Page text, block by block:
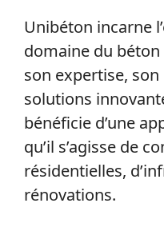
Unibéton incarne
domaine du béton
son expertise,
solutions
bénéficie d’une
qu’il s’agisse de
résidentielles,
rénovations.